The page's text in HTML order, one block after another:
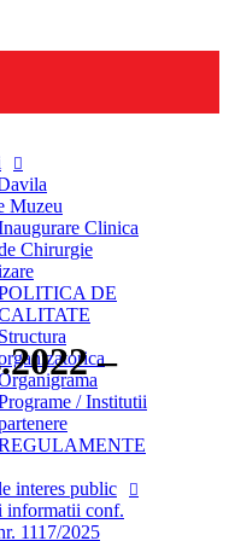
Muzeu
Clinica
Chirurgie
DE
Structura
/ Institutii
interes public
informatii conf.
1117/2025
–